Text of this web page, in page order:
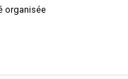
organisée